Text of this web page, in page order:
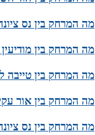
מה המרחק בין נס
מה המרחק בין
מה המרחק בין טייבה
מה המרחק בין אור
מה המרחק בין נס